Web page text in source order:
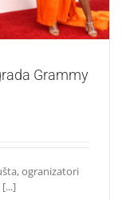
Grammy
ogranizatori